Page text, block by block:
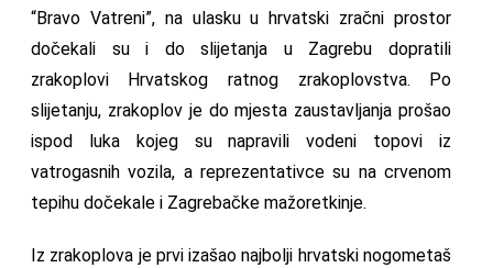
“Bravo Vatreni”, na ulasku u hrvatski zračni prostor
dočekali su i do slijetanja u Zagrebu dopratili
zrakoplovi Hrvatskog ratnog zrakoplovstva. Po
slijetanju, zrakoplov je do mjesta zaustavljanja prošao
ispod luka kojeg su napravili vodeni topovi iz
vatrogasnih vozila, a reprezentativce su na crvenom
tepihu dočekale i Zagrebačke mažoretkinje.
Iz zrakoplova je prvi izašao najbolji hrvatski nogometaš